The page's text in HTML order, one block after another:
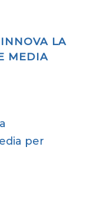
LA
MEDIA
per